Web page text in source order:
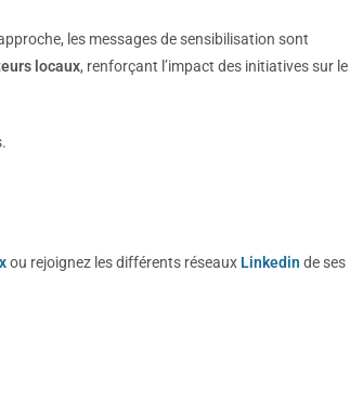
les messages de sensibilisation sont
locaux, renforçant l’impact des initiatives sur le
ou rejoignez les différents réseaux Linkedin de ses